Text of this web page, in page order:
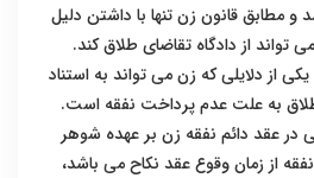
و مطابق قانون زن تنها با داشتن دلیل
از دادگاه تقاضای طلاق کند.
از دلایلی که زن می تواند به استناد
به علت عدم پرداخت نفقه است.
قانون مدنی در عقد دائم نفقه زن بر عهده شوهر
از زمان وقوع عقد نکاح می باشد،